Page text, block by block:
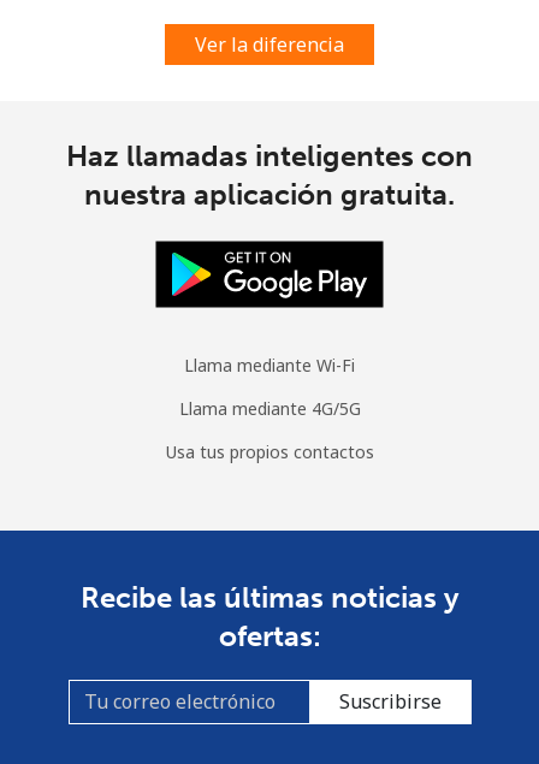
Ver la diferencia
Haz llamadas inteligentes con
nuestra aplicación gratuita.
Llama mediante Wi-Fi
Llama mediante 4G/5G
Usa tus propios contactos
Recibe las últimas noticias y
ofertas:
Suscribirse